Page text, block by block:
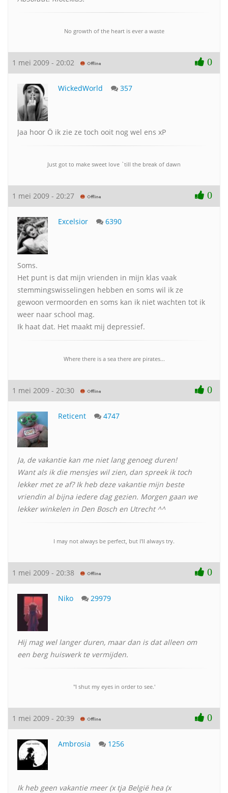
No growth of the heart is ever a waste
1 mei 2009 - 20:02 0
WickedWorld 357
Jaa hoor Ö ik zie ze toch ooit nog wel ens xP
Just got to make sweet love `till the break of dawn
1 mei 2009 - 20:27 0
Excelsior 6390
Soms.
Het punt is dat mijn vrienden in mijn klas vaak
stemmingswisselingen hebben en soms wil ik ze
gewoon vermoorden en soms kan ik niet wachten tot ik
weer naar school mag.
Ik haat dat. Het maakt mij depressief.
Where there is a sea there are pirates...
1 mei 2009 - 20:30 0
Reticent 4747
Ja, de vakantie kan me niet lang genoeg duren!
Want als ik die mensjes wil zien, dan spreek ik toch
lekker met ze af? Ik heb deze vakantie mijn beste
vriendin al bijna iedere dag gezien. Morgen gaan we
lekker winkelen in Den Bosch en Utrecht ^^
I may not always be perfect, but I'll always try.
1 mei 2009 - 20:38 0
Niko 29979
Hij mag wel langer duren, maar dan is dat alleen om
een berg huiswerk te vermijden.
"I shut my eyes in order to see.'
1 mei 2009 - 20:39 0
Ambrosia 1256
Ik heb geen vakantie meer (x tja België hea (x